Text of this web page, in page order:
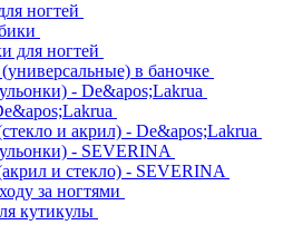
ногтей
для ногтей
в баночке
- De&apos;Lakrua
и акрил) - De&apos;Lakrua
- SEVERINA
и стекло) - SEVERINA
за ногтями
кутикулы